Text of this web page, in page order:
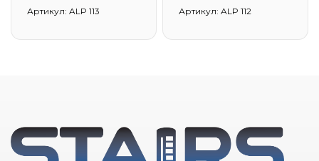
Артикул: ALP 113 Артикул: ALP 112